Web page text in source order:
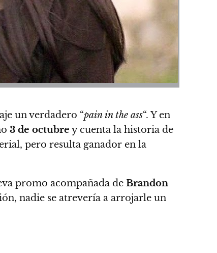
un verdadero “pain in the ass“. Y en
3 de octubre y cuenta la historia de
pero resulta ganador en la
promo acompañada de Brandon
nadie se atrevería a arrojarle un